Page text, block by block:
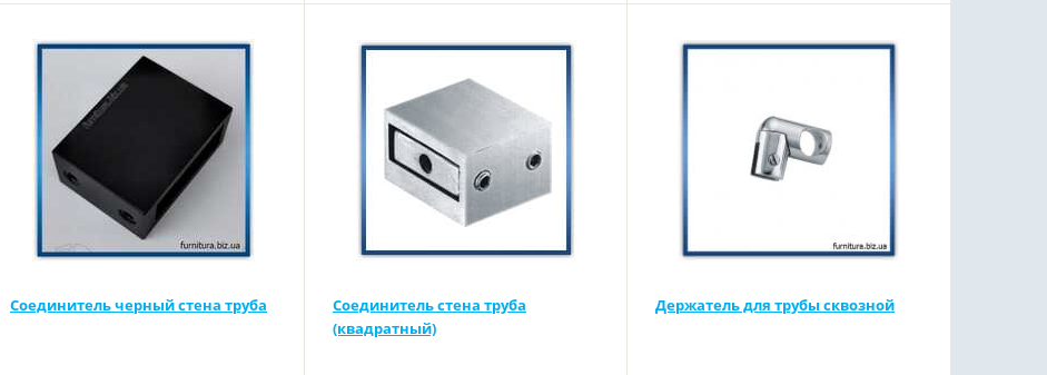
Соединитель черный стена труба
Соединитель стена труба
(квадратный)
Держатель для трубы сквозной